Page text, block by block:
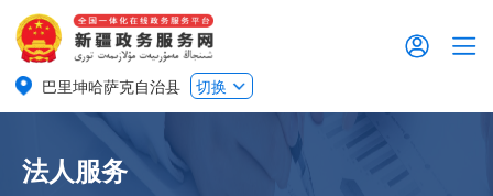
巴里坤哈萨克自治县 切换
法人服务